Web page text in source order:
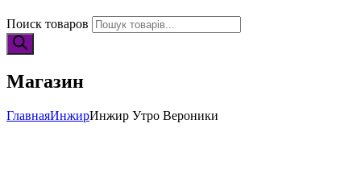
Поиск товаров
Магазин
ГлавнаяИнжирИнжир Утро Вероники